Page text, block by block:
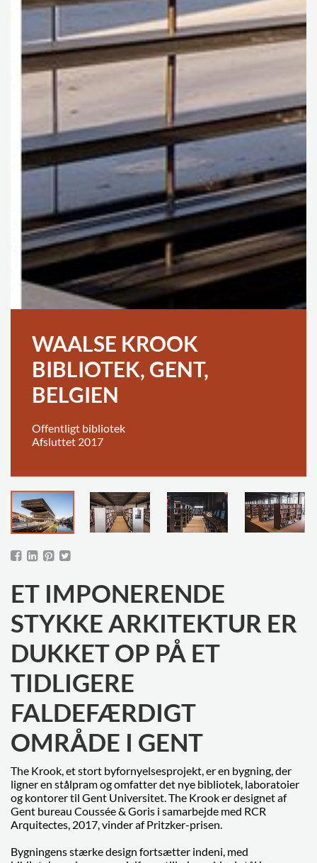
WAALSE KROOK
BIBLIOTEK, GENT,
BELGIEN
Offentligt bibliotek
Afsluttet 2017
ET IMPONERENDE
STYKKE ARKITEKTUR ER
DUKKET OP PÅ ET
TIDLIGERE
FALDEFÆRDIGT
OMRÅDE I GENT
The Krook, et stort byfornyelsesprojekt, er en bygning, der
ligner en stålpram og omfatter det nye bibliotek, laboratoier
og kontorer til Gent Universitet. The Krook er designet af
Gent bureau Coussée & Goris i samarbejde med RCR
Arquitectes, 2017, vinder af Pritzker-prisen.
Bygningens stærke design fortsætter indeni, med